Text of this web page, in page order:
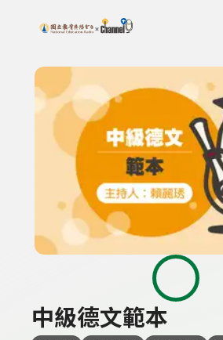
上方功能區塊
搜尋關鍵字：可輸入節目名稱、主
中級德文範本